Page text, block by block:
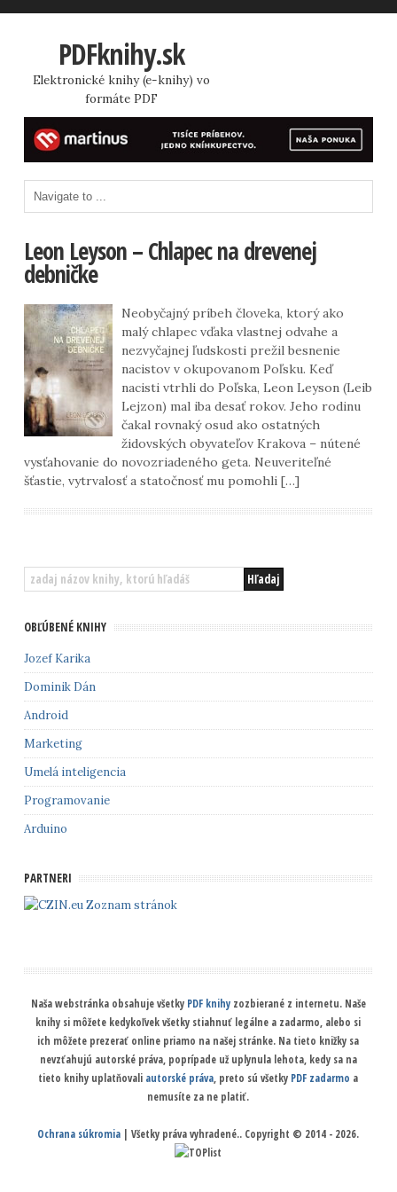
PDFknihy.sk
Elektronické knihy (e-knihy) vo
formáte PDF
Leon Leyson – Chlapec na drevenej
debničke
Neobyčajný príbeh človeka, ktorý ako
malý chlapec vďaka vlastnej odvahe a
nezvyčajnej ľudskosti prežil besnenie
nacistov v okupovanom Poľsku. Keď
nacisti vtrhli do Poľska, Leon Leyson (Leib
Lejzon) mal iba desať rokov. Jeho rodinu
čakal rovnaký osud ako ostatných
židovských obyvateľov Krakova – nútené
vysťahovanie do novozriadeného geta. Neuveriteľné
šťastie, vytrvalosť a statočnosť mu pomohli […]
OBĽÚBENÉ KNIHY
Jozef Karika
Dominik Dán
Android
Marketing
Umelá inteligencia
Programovanie
Arduino
PARTNERI
Zoznam stránok
Naša webstránka obsahuje všetky PDF knihyzozbierané z internetu. Naše
knihy si môžete kedykoľvek všetky stiahnuť legálne a zadarmo, alebo si
ich môžete prezerať online priamo na našej stránke. Na tieto knižky sa
nevzťahujú autorské práva, poprípade už uplynula lehota, kedy sa na
tieto knihy uplatňovali autorské práva, preto sú všetky PDF zadarmo a
nemusíte za ne platiť.
Ochrana súkromia | Všetky práva vyhradené.. Copyright © 2014 - 2026.